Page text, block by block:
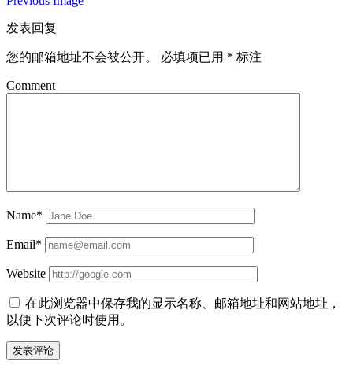
发表回复
您的邮箱地址不会被公开。 必填项已用 * 标注
Comment
Name*
Email*
Website
在此浏览器中保存我的显示名称、邮箱地址和网站地址，
以便下次评论时使用。